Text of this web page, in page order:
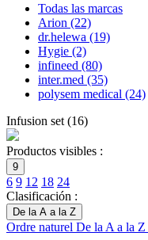
Todas las marcas
Arion (22)
dr.helewa (19)
Hygie (2)
infineed (80)
inter.med (35)
polysem medical (24)
Infusion set (16)
Productos visibles :
9
6 9 12 18 24
Clasificación :
De la A a la Z
Ordre naturel De la A a la Z